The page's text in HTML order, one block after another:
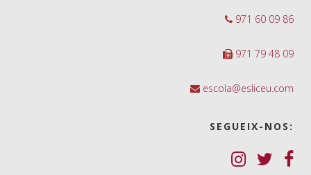
971 60 09 86
971 79 48 09
escola@esliceu.com
SEGUEIX-NOS: